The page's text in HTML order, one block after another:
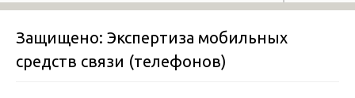
Защищено: Экспертиза мобильных
средств связи (телефонов)